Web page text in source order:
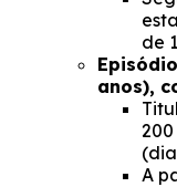
de
anos),
A